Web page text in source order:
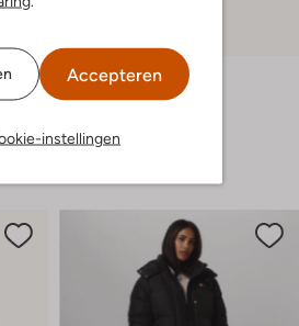
Accepteren
instellingen
Like Flo
Gewatteerde jas
+ meer kleuren